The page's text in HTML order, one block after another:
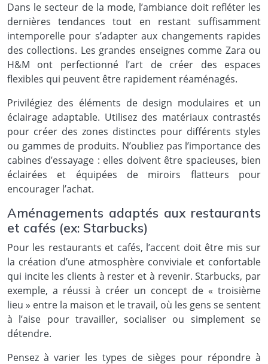
Dans le secteur de la mode, l’ambiance doit refléter les
dernières tendances tout en restant suffisamment
intemporelle pour s’adapter aux changements rapides
des collections. Les grandes enseignes comme Zara ou
H&M ont perfectionné l’art de créer des espaces
flexibles qui peuvent être rapidement réaménagés.
Privilégiez des éléments de design modulaires et un
éclairage adaptable. Utilisez des matériaux contrastés
pour créer des zones distinctes pour différents styles
ou gammes de produits. N’oubliez pas l’importance des
cabines d’essayage : elles doivent être spacieuses, bien
éclairées et équipées de miroirs flatteurs pour
encourager l’achat.
Aménagements adaptés aux restaurants
et cafés (ex: Starbucks)
Pour les restaurants et cafés, l’accent doit être mis sur
la création d’une atmosphère conviviale et confortable
qui incite les clients à rester et à revenir. Starbucks, par
exemple, a réussi à créer un concept de « troisième
lieu » entre la maison et le travail, où les gens se sentent
à l’aise pour travailler, socialiser ou simplement se
détendre.
Pensez à varier les types de sièges pour répondre à